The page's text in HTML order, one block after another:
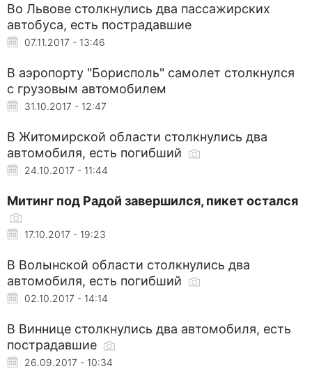
Во Львове столкнулись два пассажирских
автобуса, есть пострадавшие
07.11.2017 - 13:46
В аэропорту "Борисполь" самолет столкнулся
с грузовым автомобилем
31.10.2017 - 12:47
В Житомирской области столкнулись два
автомобиля, есть погибший
24.10.2017 - 11:44
Митинг под Радой завершился, пикет остался
17.10.2017 - 19:23
В Волынской области столкнулись два
автомобиля, есть погибший
02.10.2017 - 14:14
В Виннице столкнулись два автомобиля, есть
пострадавшие
26.09.2017 - 10:34